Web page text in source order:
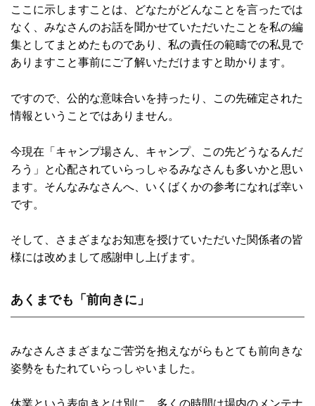
ここに示しますことは、どなたがどんなことを言ったでは
なく、みなさんのお話を聞かせていただいたことを私の編
集としてまとめたものであり、私の責任の範疇での私見で
ありますこと事前にご了解いただけますと助かります。
ですので、公的な意味合いを持ったり、この先確定された
情報ということではありません。
今現在「キャンプ場さん、キャンプ、この先どうなるんだ
ろう」と心配されていらっしゃるみなさんも多いかと思い
ます。そんなみなさんへ、いくばくかの参考になれば幸い
です。
そして、さまざまなお知恵を授けていただいた関係者の皆
様には改めまして感謝申し上げます。
あくまでも「前向きに」
みなさんさまざまなご苦労を抱えながらもとても前向きな
姿勢をもたれていらっしゃいました。